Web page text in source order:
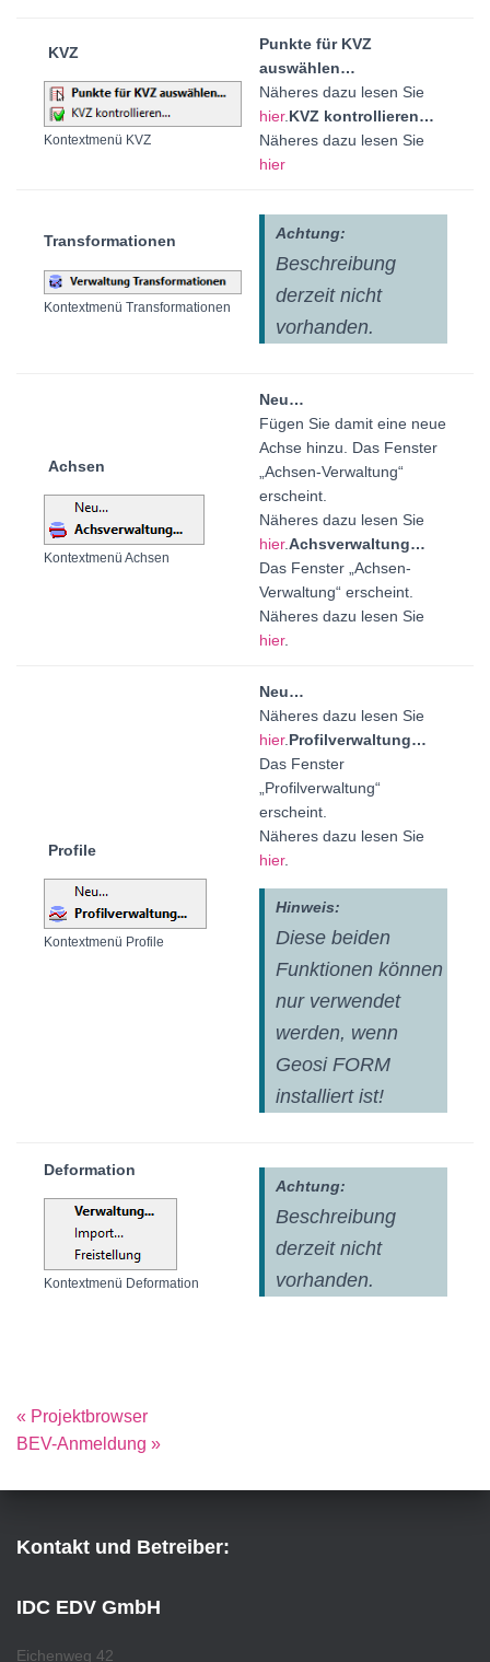
KVZ
Kontextmenü KVZ
Punkte für KVZ
auswählen…
Näheres dazu lesen Sie
hier. KVZ kontrollieren…
Näheres dazu lesen Sie
hier
Transformationen
Kontextmenü Transformationen
Achtung:
Beschreibung
derzeit nicht
vorhanden.
Achsen
Kontextmenü Achsen
Neu…
Fügen Sie damit eine neue
Achse hinzu. Das Fenster
„Achsen-Verwaltung“
erscheint.
Näheres dazu lesen Sie
hier.Achsverwaltung…
Das Fenster „Achsen-
Verwaltung“ erscheint.
Näheres dazu lesen Sie
hier.
Profile
Kontextmenü Profile
Neu…
Näheres dazu lesen Sie
hier. Profilverwaltung…
Das Fenster
„Profilverwaltung“
erscheint.
Näheres dazu lesen Sie
hier.
Hinweis:
Diese beiden
Funktionen können
nur verwendet
werden, wenn
Geosi FORM
installiert ist!
Deformation
Kontextmenü Deformation
Achtung:
Beschreibung
derzeit nicht
vorhanden.
« Projektbrowser
BEV-Anmeldung »
Kontakt und Betreiber:
IDC EDV GmbH
Eichenweg 42